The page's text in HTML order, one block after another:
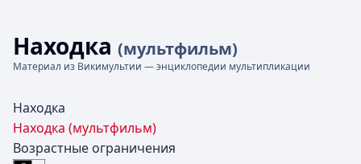
Находка (мультфильм)
Материал из Викимультии — энциклопедии мультипликации
Находка
Находка (мультфильм)
Возрастные ограничения